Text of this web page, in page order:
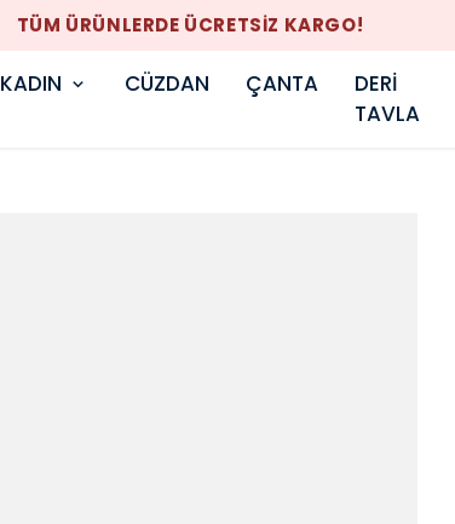
TÜM ÜRÜNLERDE ÜCRETSİZ KARGO!
KADIN CÜZDAN ÇANTA
DERİ
TAVLA